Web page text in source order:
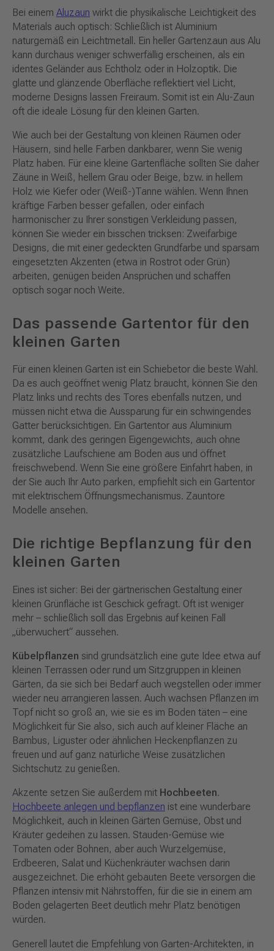
Bei einem Aluzaun wirkt die physikalische Leichtigkeit des
Materials auch optisch: Schließlich ist Aluminium
naturgemäß ein Leichtmetall. Ein heller Gartenzaun aus Alu
kann durchaus weniger schwerfällig erscheinen, als ein
identes Geländer aus Echtholz oder in Holzoptik. Die
glatte und glänzende Oberfläche reflektiert viel Licht,
moderne Designs lassen Freiraum. Somit ist ein Alu-Zaun
oft die ideale Lösung für den kleinen Garten.
Wie auch bei der Gestaltung von kleinen Räumen oder
Häusern, sind helle Farben dankbarer, wenn Sie wenig
Platz haben. Für eine kleine Gartenfläche sollten Sie daher
Zäune in Weiß, hellem Grau oder Beige, bzw. in hellem
Holz wie Kiefer oder (Weiß-)Tanne wählen. Wenn Ihnen
kräftige Farben besser gefallen, oder einfach
harmonischer zu Ihrer sonstigen Verkleidung passen,
können Sie wieder ein bisschen tricksen: Zweifarbige
Designs, die mit einer gedeckten Grundfarbe und sparsam
eingesetzten Akzenten (etwa in Rostrot oder Grün)
arbeiten, genügen beiden Ansprüchen und schaffen
optisch sogar noch Weite.
Das passende Gartentor für den
kleinen Garten
Für einen kleinen Garten ist ein Schiebetor die beste Wahl.
Da es auch geöffnet wenig Platz braucht, können Sie den
Platz links und rechts des Tores ebenfalls nutzen, und
müssen nicht etwa die Aussparung für ein schwingendes
Gatter berücksichtigen. Ein Gartentor aus Aluminium
kommt, dank des geringen Eigengewichts, auch ohne
zusätzliche Laufschiene am Boden aus und öffnet
freischwebend. Wenn Sie eine größere Einfahrt haben, in
der Sie auch Ihr Auto parken, empfiehlt sich ein Gartentor
mit elektrischem Öffnungsmechanismus. Zauntore
Modelle ansehen.
Die richtige Bepflanzung für den
kleinen Garten
Eines ist sicher: Bei der gärtnerischen Gestaltung einer
kleinen Grünfläche ist Geschick gefragt. Oft ist weniger
mehr – schließlich soll das Ergebnis auf keinen Fall
„überwuchert“ aussehen.
Kübelpflanzen sind grundsätzlich eine gute Idee etwa auf
kleinen Terrassen oder rund um Sitzgruppen in kleinen
Gärten, da sie sich bei Bedarf auch wegstellen oder immer
wieder neu arrangieren lassen. Auch wachsen Pflanzen im
Topf nicht so groß an, wie sie es im Boden täten – eine
Möglichkeit für Sie also, sich auch auf kleiner Fläche an
Bambus, Liguster oder ähnlichen Heckenpflanzen zu
freuen und auf ganz natürliche Weise zusätzlichen
Sichtschutz zu genießen.
Akzente setzen Sie außerdem mit Hochbeeten.
Hochbeete anlegen und bepflanzen ist eine wunderbare
Möglichkeit, auch in kleinen Gärten Gemüse, Obst und
Kräuter gedeihen zu lassen. Stauden-Gemüse wie
Tomaten oder Bohnen, aber auch Wurzelgemüse,
Erdbeeren, Salat und Küchenkräuter wachsen darin
ausgezeichnet. Die erhöht gebauten Beete versorgen die
Pflanzen intensiv mit Nährstoffen, für die sie in einem am
Boden gelagerten Beet deutlich mehr Platz benötigen
würden.
Generell lautet die Empfehlung von Garten-Architekten, in